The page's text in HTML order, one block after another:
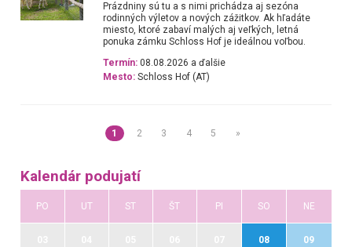
Prázdniny sú tu a s nimi prichádza aj sezóna
rodinných výletov a nových zážitkov. Ak hľadáte
miesto, ktoré zabaví malých aj veľkých, letná
ponuka zámku Schloss Hof je ideálnou voľbou.
Termín: 08.08.2026 a ďalšie
Mesto: Schloss Hof (AT)
1 2 3 4 5 »
Kalendár podujatí
PO UT ST ŠT PI SO NE
08 09